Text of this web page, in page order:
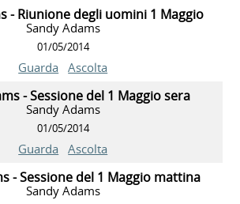
- Riunione degli uomini 1 Maggio
Sandy Adams
01/05/2014
Guarda Ascolta
- Sessione del 1 Maggio sera
Sandy Adams
01/05/2014
Guarda Ascolta
- Sessione del 1 Maggio mattina
Sandy Adams